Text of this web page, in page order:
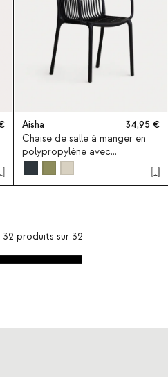
Aisha
34,95
Chaise de salle à manger en
polypropylène avec
accoudoirs Aisha
32 produits sur 32